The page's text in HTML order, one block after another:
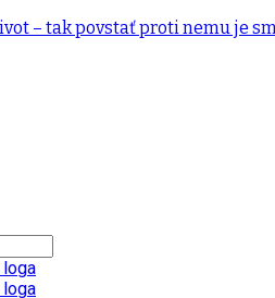
– tak povstať proti nemu je